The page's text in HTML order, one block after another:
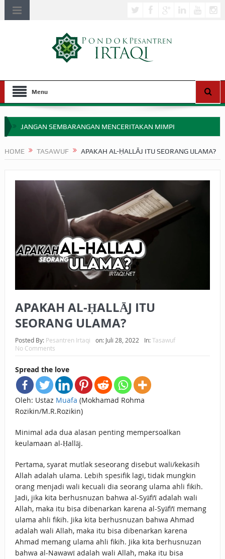
Menu
JANGAN SEMBARANGAN MENCERITAKAN MIMPI
APA HUKUM MEMPERCEPAT PEMBAYARAN ZAKAT
SEBELUM TIBA SAAT WAJIB?
HAKIKAT NIKMAT DI DUNIA!
BAGAIMANA CARA MEMBAYAR ZAKAT UANG?
UANG HARAM BISA MENJADI HALAL JIKA SEBAB
KEPEMILIKANNYA BERUBAH
BAHASA CINTA KARENA ALLAH
HUKUM MEMBAYAR ZAKAT DENGAN CARA MENGANGSUR
HOME TASAWUF APAKAH AL-ḤALLĀJ ITU SEORANG ULAMA?
APAKAH AL-ḤALLĀJ ITU
SEORANG ULAMA?
Posted By: Pesantren Irtaqi on: Juli 28, 2022 In:Tasawuf
No Comments
Spread the love
Oleh: Ustaz Muafa (Mokhamad Rohma
Rozikin/M.R.Rozikin)
Minimal ada dua alasan penting mempersoalkan
keulamaan al-Ḥallāj.
Pertama, syarat mutlak seseorang disebut wali/kekasih
Allah adalah ulama. Lebih spesifik lagi, tidak mungkin
orang menjadi wali kecuali dia seorang ulama ahli fikih.
Jadi, jika kita berhusnuzan bahwa al-Syāfi‘ī adalah wali
Allah, maka itu bisa dibenarkan karena al-Syāfi‘ī memang
ulama ahli fikih. Jika kita berhusnuzan bahwa Ahmad
adalah wali Allah, maka itu bisa dibenarkan karena
Ahmad memang ulama ahli fikih. Jika kita berhusnuzan
bahwa al-Nawawī adalah wali Allah, maka itu bisa